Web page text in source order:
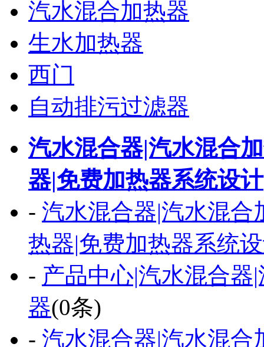
汽水混合加热器
生水加热器
西门
自动排污过滤器
汽水混合器|汽水混合
器|免费加热器系统设计
- 汽水混合器|汽水混合
热器|免费加热器系统
- 产品中心|汽水混合器
器(0条)
- 汽水混合器|汽水混合